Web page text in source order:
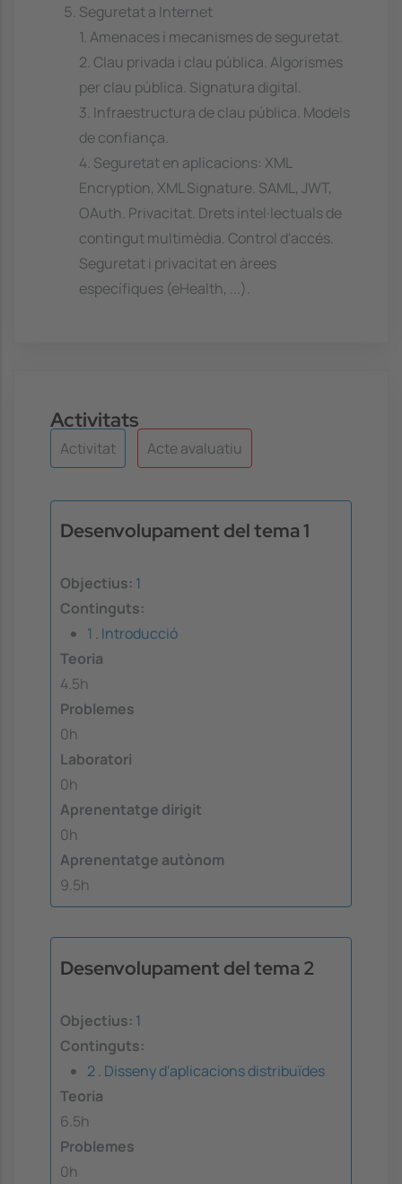
Seguretat a Internet
1. Amenaces i mecanismes de seguretat.
2. Clau privada i clau pública. Algorismes
per clau pública. Signatura digital.
3. Infraestructura de clau pública. Models
de confiança.
4. Seguretat en aplicacions: XML
Encryption, XML Signature. SAML, JWT,
OAuth. Privacitat. Drets intel·lectuals de
contingut multimèdia. Control d'accés.
Seguretat i privacitat en àrees
específiques (eHealth, ...).
Activitats
Activitat Acte avaluatiu
Desenvolupament del tema 1
Objectius: 1
Continguts:
1 . Introducció
Teoria
4.5h
Problemes
0h
Laboratori
0h
Aprenentatge dirigit
0h
Aprenentatge autònom
9.5h
Desenvolupament del tema 2
Objectius: 1
Continguts:
2 . Disseny d'aplicacions distribuïdes
Teoria
6.5h
Problemes
0h